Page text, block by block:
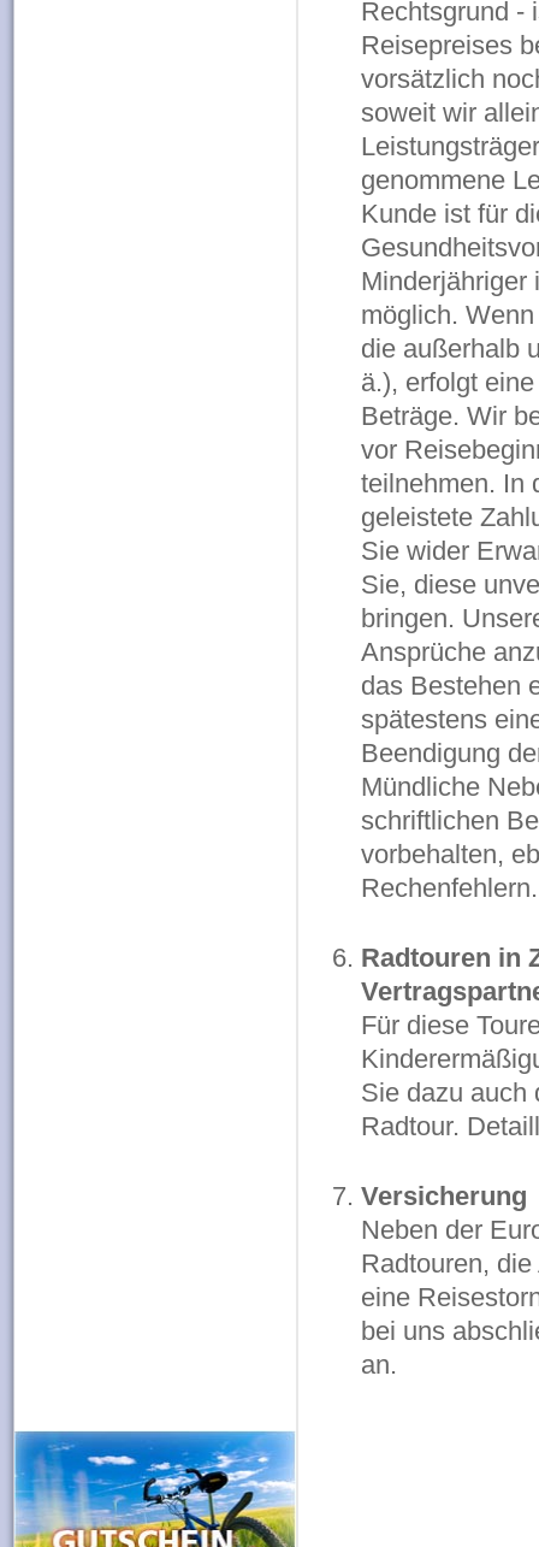
Rechtsgrund -
Reisepreises
vorsätzlich
soweit wir
genommene
Kunde ist für
Minderjähriger
möglich.
die außerhalb
ä.), erfolgt
Beträge. Wir
vor
teilnehmen. In
geleistete
Sie wider
Sie, diese
bringen.
Ansprüche
das Bestehen
spätestens
Beendigung
Mündliche
schriftlichen
vorbehalten,
Radtouren in
Für diese
Sie dazu auch
Radtour.
Versicherung
Neben der
Radtouren,
eine
bei uns
an.